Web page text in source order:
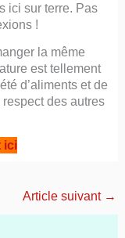
ici sur terre. Pas
!
la même
est tellement
d’aliments et de
des autres
ici
Article suivant →